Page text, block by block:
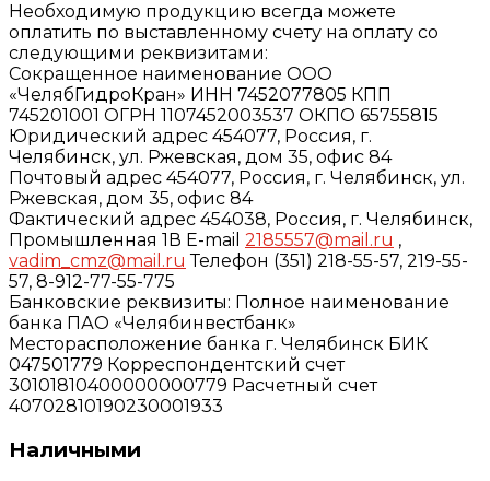
Необходимую продукцию всегда можете
оплатить по выставленному счету на оплату со
следующими реквизитами:
Сокращенное наименование ООО
«ЧелябГидроКран» ИНН 7452077805 КПП
745201001 ОГРН 1107452003537 ОКПО 65755815
Юридический адрес 454077, Россия, г.
Челябинск, ул. Ржевская, дом 35, офис 84
Почтовый адрес 454077, Россия, г. Челябинск, ул.
Ржевская, дом 35, офис 84
Фактический адрес 454038, Россия, г. Челябинск,
Промышленная 1В E-mail 2185557@mail.ru ,
vadim_cmz@mail.ru Телефон (351) 218-55-57, 219-55-
57, 8-912-77-55-775
Банковские реквизиты: Полное наименование
банка ПАО «Челябинвестбанк»
Месторасположение банка г. Челябинск БИК
047501779 Корреспондентский счет
30101810400000000779 Расчетный счет
40702810190230001933
Наличными